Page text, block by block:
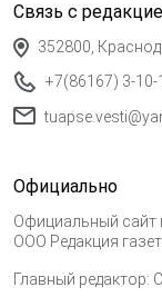
Связь с
352800,
+7(86167) 3-10-
Официально
Официальный сайт
ООО Редакция
Главный редактор: